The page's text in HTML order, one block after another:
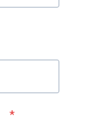
*